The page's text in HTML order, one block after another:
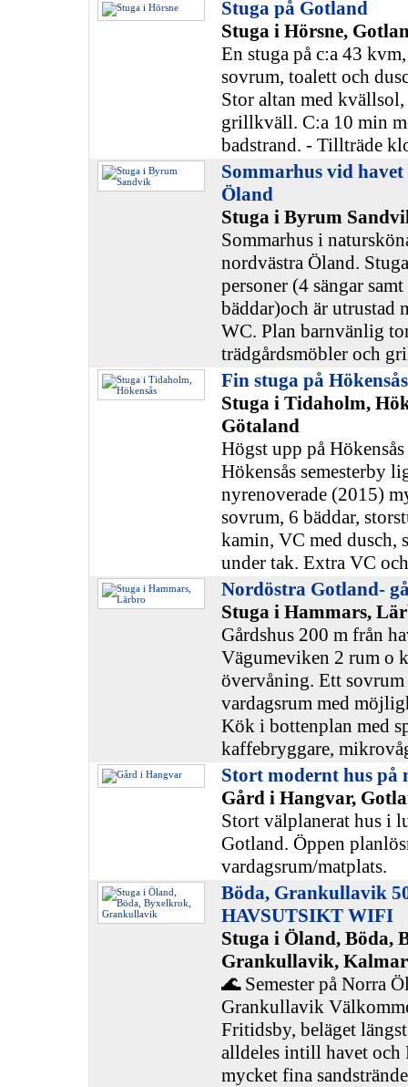
Stuga på Gotland
Stuga i Hörsne,
En stuga på c:a 43
sovrum, toalett och
Stor altan med
grillkväll. C:a 10 min
badstrand. - Tillträde
Sommarhus vid
Öland
Stuga i Byrum
Sommarhus i
nordvästra Öland.
personer (4 sängar
bäddar)och är utrustad
WC. Plan barnvänlig
trädgårdsmöbler och
Fin stuga på Hökensås
Stuga i Tidaholm,
Götaland
Högst upp på
Hökensås semesterby
nyrenoverade (2015)
sovrum, 6 bäddar,
kamin, VC med dusch,
under tak. Extra VC
Nordöstra Gotland-
Stuga i Hammars,
Gårdshus 200 m från
Vägumeviken 2 rum o
övervåning. Ett sovrum
vardagsrum med
Kök i bottenplan med
kaffebryggare,
Stort modernt hus på
Gård i Hangvar,
Stort välplanerat hus i
Gotland. Öppen
vardagsrum/matplats.
Böda, Grankullavik
HAVSUTSIKT WIFI
Stuga i Öland, Böda,
Grankullavik, Kalmar
🌊 Semester på Norra
Grankullavik
Fritidsby, beläget
alldeles intill havet och
mycket fina